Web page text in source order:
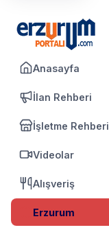
Anasayfa
İlan Rehberi
İşletme Rehberi
Videolar
Alışveriş
Erzurum